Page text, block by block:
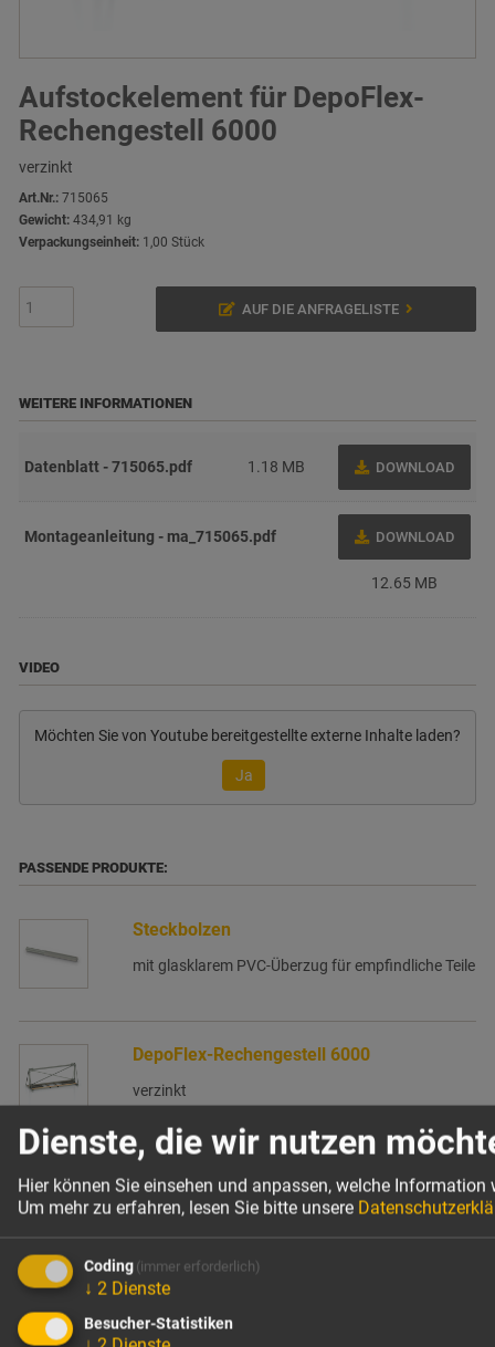
Aufstockelement für DepoFlex-
Rechengestell 6000
verzinkt
Art.Nr.:715065
Gewicht:434,91 kg
Verpackungseinheit:1,00 Stück
AUF DIE ANFRAGELISTE
WEITERE INFORMATIONEN
Datenblatt - 715065.pdf DOWNLOAD
1.18 MB
Montageanleitung - ma_715065.pdf DOWNLOAD
12.65 MB
VIDEO
Möchten Sie von Youtube bereitgestellte externe Inhalte laden?
Ja
PASSENDE PRODUKTE:
Steckbolzen
mit glasklarem PVC-Überzug für empfindliche Teile
DepoFlex-Rechengestell 6000
verzinkt
Unternehmen
Wir über uns
Dienste, die wir nutzen
Hier können Sie einsehen und anpassen, welche Information
Um mehr zu erfahren, lesen Sie bitte unsere
Coding (immer erforderlich)
↓ 2 Dienste
Besucher-Statistiken